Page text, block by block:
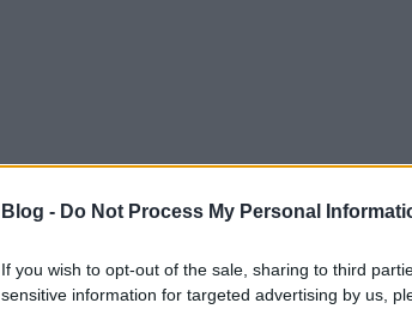
Blog - Do Not Process My Personal
If you wish to opt-out of the sale, sharing to third
sensitive information for targeted advertising by us,